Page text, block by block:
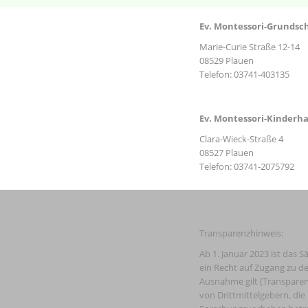
Ev. Montessori-
Marie-Curie Straße 12-14
08529 Plauen
Telefon: 03741-403135
Ev. Montessori-
Clara-Wieck-Straße 4
08527 Plauen
Telefon: 03741-2075792
Transparenzhinweis:
Ab 1. Januar 2023 ist das
ein Recht auf Zugang zu
Ausnahme gilt
von Drittmittelgebern,